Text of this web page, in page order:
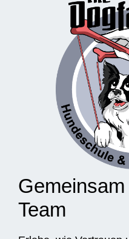
Team